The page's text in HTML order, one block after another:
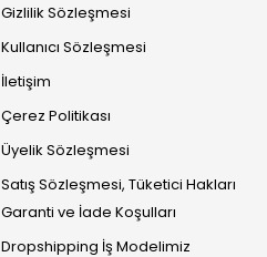
Gizlilik Sözleşmesi
Kullanıcı Sözleşmesi
İletişim
Çerez Politikası
Üyelik Sözleşmesi
Satış Sözleşmesi, Tüketici Hakları
Garanti ve İade Koşulları
Dropshipping İş Modelimiz